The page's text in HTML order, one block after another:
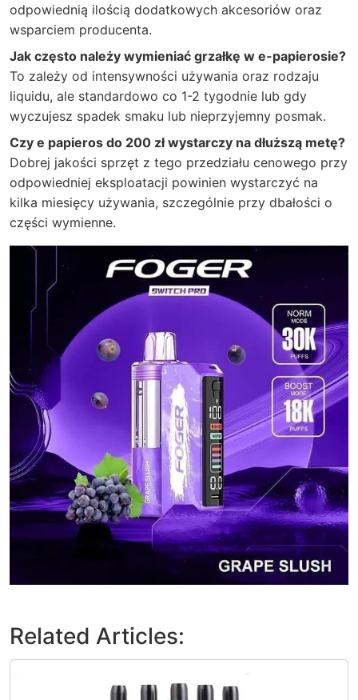
odpowiednią ilością dodatkowych akcesoriów oraz
wsparciem producenta.
Jak często należy wymieniać grzałkę w e-papierosie?
To zależy od intensywności używania oraz rodzaju
liquidu, ale standardowo co 1-2 tygodnie lub gdy
wyczujesz spadek smaku lub nieprzyjemny posmak.
Czy e papieros do 200 zł wystarczy na dłuższą metę?
Dobrej jakości sprzęt z tego przedziału cenowego przy
odpowiedniej eksploatacji powinien wystarczyć na
kilka miesięcy używania, szczególnie przy dbałości o
części wymienne.
Related Articles: